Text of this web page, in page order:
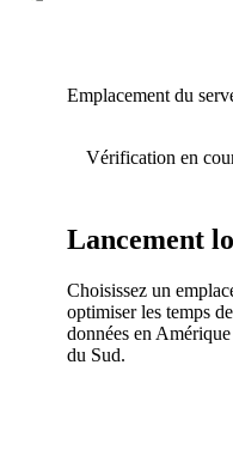
Emplacement du
Vérification en
Lancement
Choisissez un
optimiser les temps
données en
du Sud.